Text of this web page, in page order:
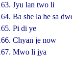
Jyu lan two li
Ba she la he sa
Pi di ye
Chyan je now
Mwo li jya